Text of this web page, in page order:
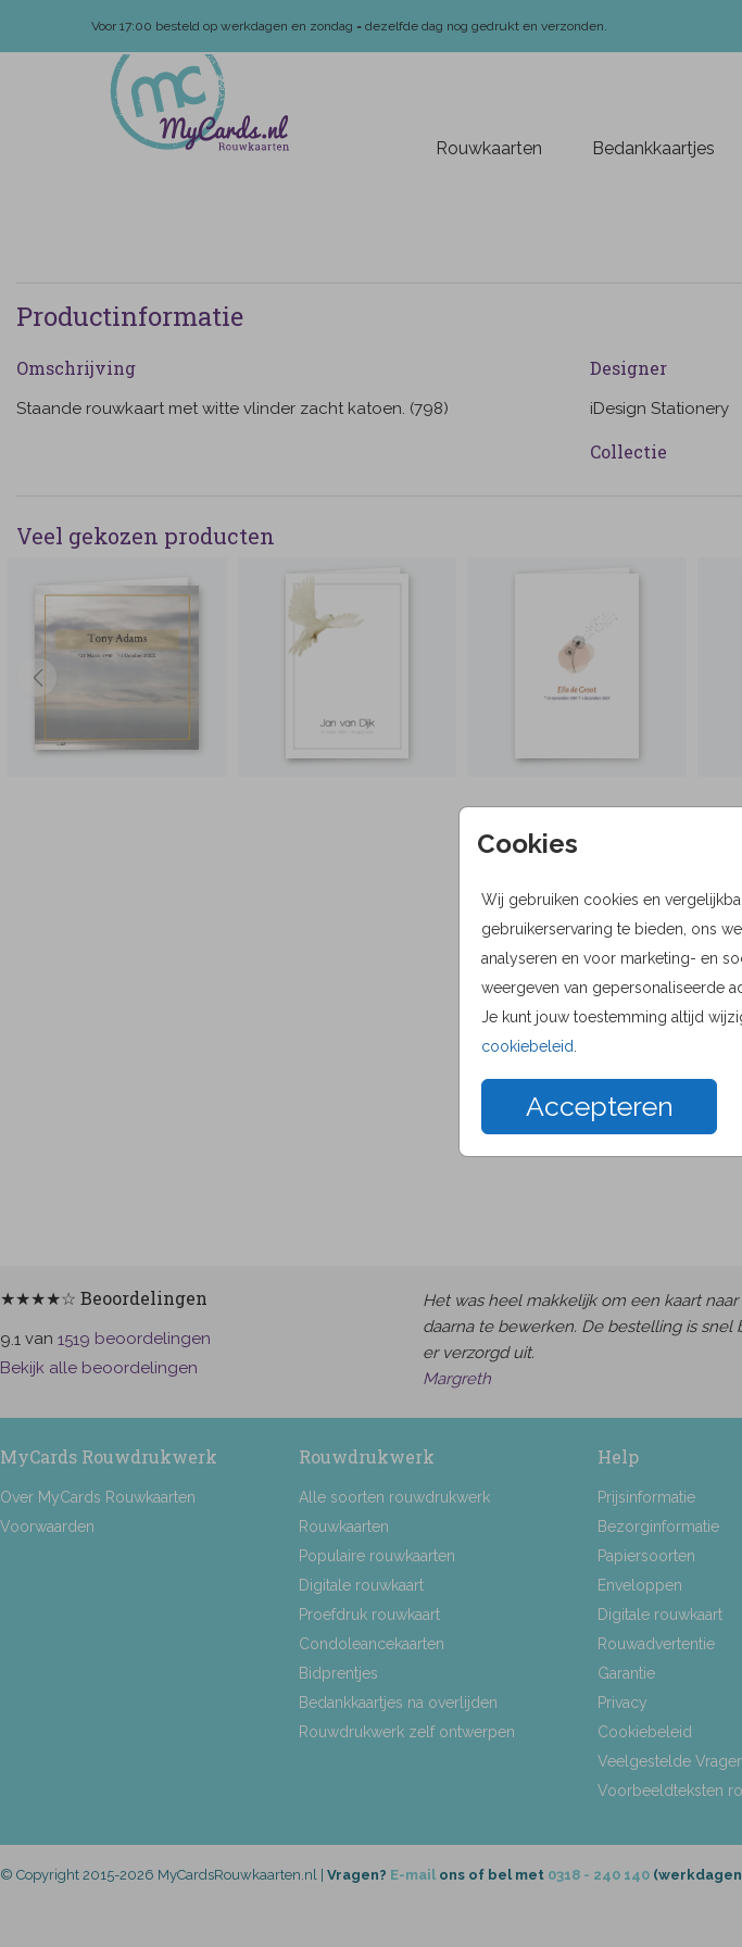
Voor 17:00 besteld op werkdagen en zondag = dezelfde dag nog gedrukt en verzonden.
Rouwkaarten Bedankkaartjes
Cookies
Wij gebruiken cookies en
gebruikerservaring te bieden, ons
analyseren en voor marketing- en
weergeven van gepersonaliseerde
Je kunt jouw toestemming altijd
cookiebeleid
Accepteren
Productinformatie
Omschrijving
Staande rouwkaart met witte vlinder zacht katoen. (798)
Designer
iDesign Stationery
Collectie
Veel gekozen producten
★★★★☆ Beoordelingen
9.1 van 1519 beoordelingen
Bekijk alle beoordelingen
Het was heel makkelijk om een kaart
daarna te bewerken. De bestelling is snel
er verzorgd uit.
Margreth
MyCards Rouwdrukwerk
Over MyCards Rouwkaarten
Voorwaarden
Rouwdrukwerk
Alle soorten rouwdrukwerk
Rouwkaarten
Populaire rouwkaarten
Digitale rouwkaart
Proefdruk rouwkaart
Condoleancekaarten
Bidprentjes
Bedankkaartjes na overlijden
Rouwdrukwerk zelf ontwerpen
Help
Prijsinformatie
Bezorginformatie
Papiersoorten
Enveloppen
Digitale rouwkaart
Rouwadvertentie
Garantie
Privacy
Cookiebeleid
Veelgestelde
Voorbeeldteksten
© Copyright 2015-2026 MyCardsRouwkaarten.nl | Vragen? E-mail ons of bel met 0318 - 240 140 (werkdagen